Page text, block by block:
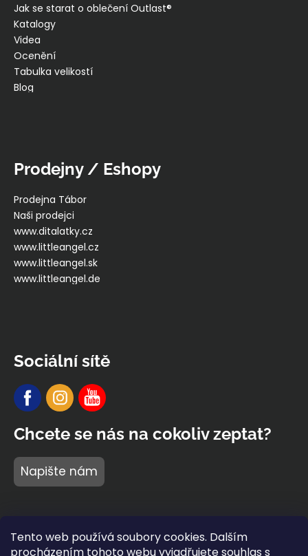
Tento web používá soubory cookies. Dalším
procházením tohoto webu vyjadřujete souhlas s
Jak se starat o oblečení Outlast®
Katalogy
Videa
Ocenění
Tabulka velikostí
Blog
Prodejny / Eshopy
Prodejna Tábor
Naši prodejci
www.ditalatky.cz
www.littleangel.cz
www.littleangel.sk
www.littleangel.de
Sociální sítě
Chcete se nás na cokoliv zeptat?
Napište nám